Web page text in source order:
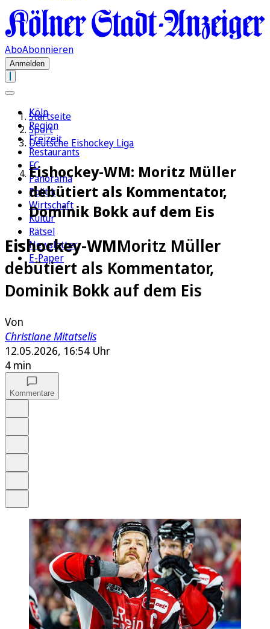
AboAbonnieren
Anmelden
Köln
Region
Freizeit
Restaurants
FC
Panorama
Politik
Wirtschaft
Kultur
Rätsel
Newsletter
E-Paper
Startseite
Sport
Deutsche Eishockey Liga
Eishockey-WM: Moritz Müller
debütiert als Kommentator,
Dominik Bokk auf dem Eis
Eishockey-WMMoritz Müller
debütiert als Kommentator,
Dominik Bokk auf dem Eis
Von
Christiane Mitatselis
12.05.2026, 16:54 Uhr
4 min
Kommentare